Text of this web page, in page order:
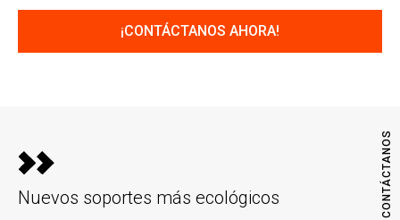
CONTÁCTANOS
Nuevos soportes más ecológicos